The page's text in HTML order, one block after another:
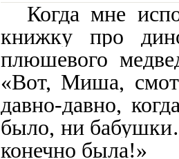
Когда мне
книжку про
плюшевого
«Вот, Миша,
давно-давно,
было, ни
конечно была!»